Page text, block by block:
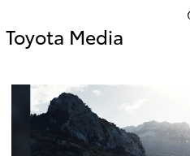
Toyota Media